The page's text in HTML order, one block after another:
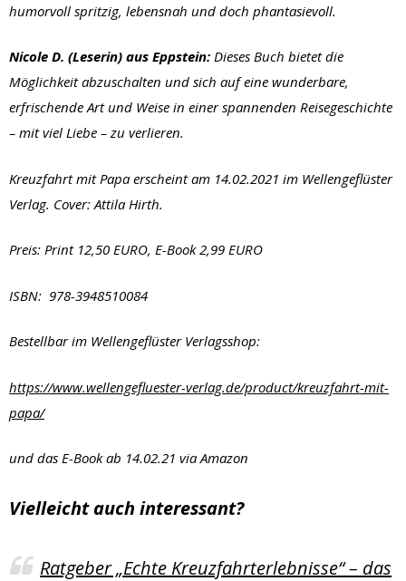
humorvoll spritzig, lebensnah und doch phantasievoll.
Nicole D. (Leserin) aus Eppstein: Dieses Buch bietet die
Möglichkeit abzuschalten und sich auf eine wunderbare,
erfrischende Art und Weise in einer spannenden Reisegeschichte
– mit viel Liebe – zu verlieren.
Kreuzfahrt mit Papa erscheint am 14.02.2021 im Wellengeflüster
Verlag. Cover: Attila Hirth.
Preis: Print 12,50 EURO, E-Book 2,99 EURO
ISBN: 978-3948510084
Bestellbar im Wellengeflüster Verlagsshop:
https://www.wellengefluester-verlag.de/product/kreuzfahrt-mit-
papa/
und das E-Book ab 14.02.21 via Amazon
Vielleicht auch interessant?
Ratgeber „Echte Kreuzfahrterlebnisse“ – das